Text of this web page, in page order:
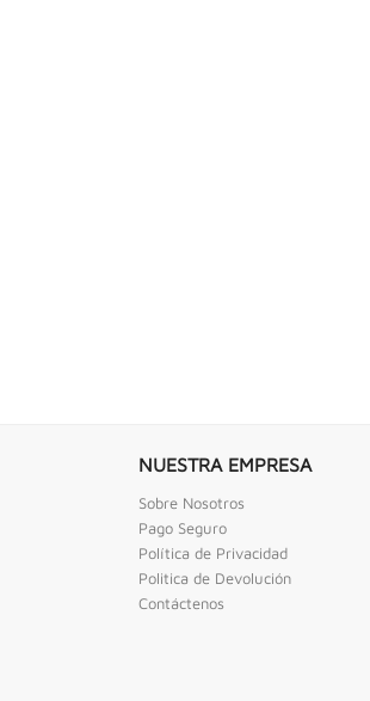
NUESTRA EMPRESA
Sobre Nosotros
Pago Seguro
Política de Privacidad
Politica de Devolución
Contáctenos